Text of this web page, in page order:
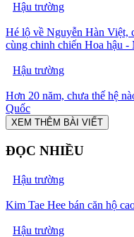
Hậu trường
Hé lộ về Nguyễn Hàn Việt,
cùng chinh chiến Hoa hậu
Hậu trường
Hơn 20 năm, chưa thế hệ
Quốc
XEM THÊM BÀI VIẾT
ĐỌC NHIỀU
Hậu trường
Kim Tae Hee bán căn hộ
Hậu trường